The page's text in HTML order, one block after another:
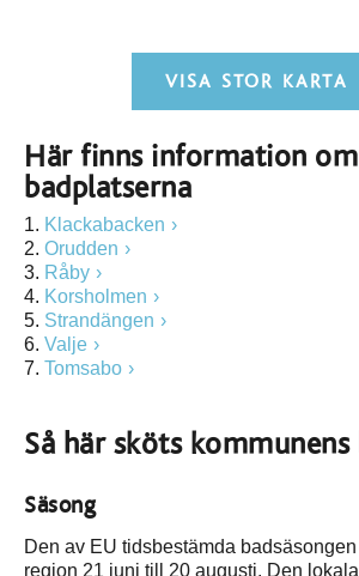
VISA STOR KARTA
Här finns information om
badplatserna
1. Klackabacken
2. Orudden
3. Råby
4. Korsholmen
5. Strandängen
6. Valje
7. Tomsabo
Så här sköts
Säsong
Den av EU tidsbestämda
region 21 juni till 20 augusti. Den